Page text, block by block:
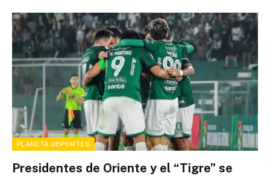
PLANETA DEPORTES
Presidentes de Oriente y el “Tigre” se